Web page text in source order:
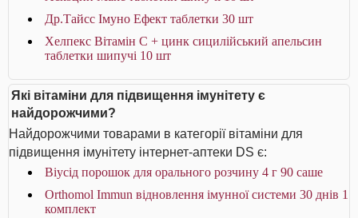
Др.Тайсс Імуно Ефект таблетки 30 шт
Хелпекс Вітамін С + цинк сицилійський апельсин
таблетки шипучі 10 шт
Які вітаміни для підвищення імунітету є
найдорожчими?
Найдорожчими товарами в категорії вітаміни для
підвищення імунітету інтернет-аптеки DS є:
Віусід порошок для орального розчину 4 г 90 саше
Orthomol Immun відновлення імунної системи 30 днів 1
комплект